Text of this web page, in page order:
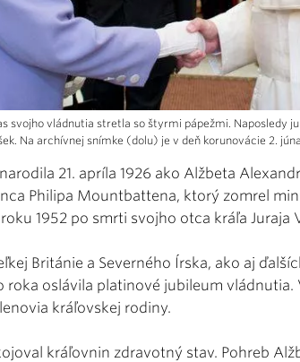
svojho vládnutia stretla so štyrmi pápežmi. Naposledy
Na archívnej snímke (dolu) je v deň korunovácie 2.
21. apríla 1926 ako Alžbeta
Philipa Mountbattena, ktorý zomrel
1952 po smrti svojho otca kráľa Juraja
Británie a Severného Írska, ako aj
roka oslávila platinové jubileum vládnutia.
kráľovskej rodiny.
kráľovnin zdravotný stav. Pohreb